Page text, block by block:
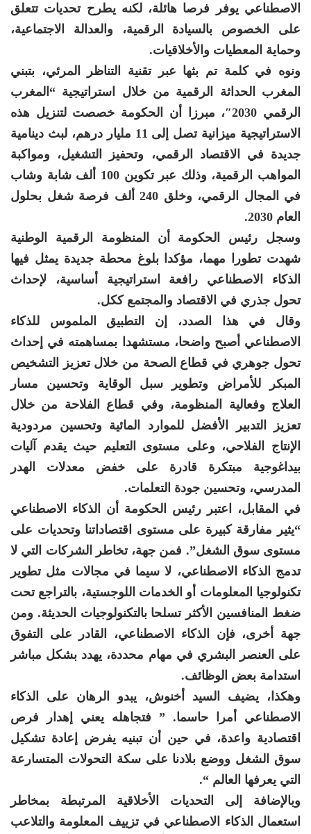
الاصطناعي يوفر فرصا هائلة، لكنه يطرح تحديات تتعلق
على الخصوص بالسيادة الرقمية، والعدالة الاجتماعية،
وحماية المعطيات والأخلاقيات.
ونوه في كلمة تم بثها عبر تقنية التناظر المرئي، بتبني
المغرب الحداثة الرقمية من خلال استراتيجية “المغرب
الرقمي 2030″، مبرزا أن الحكومة خصصت لتنزيل هذه
الاستراتيجية ميزانية تصل إلى 11 مليار درهم، لبث دينامية
جديدة في الاقتصاد الرقمي، وتحفيز التشغيل، ومواكبة
المواهب الرقمية، وذلك عبر تكوين 100 ألف شابة وشاب
في المجال الرقمي، وخلق 240 ألف فرصة شغل بحلول
العام 2030.
وسجل رئيس الحكومة أن المنظومة الرقمية الوطنية
شهدت تطورا مهما، مؤكدا بلوغ محطة جديدة يمثل فيها
الذكاء الاصطناعي رافعة استراتيجية أساسية، لإحداث
تحول جذري في الاقتصاد والمجتمع ككل.
وقال في هذا الصدد، إن التطبيق الملموس للذكاء
الاصطناعي أصبح واضحا، مستشهدا بمساهمته في إحداث
تحول جوهري في قطاع الصحة من خلال تعزيز التشخيص
المبكر للأمراض وتطوير سبل الوقاية وتحسين مسار
العلاج وفعالية المنظومة، وفي قطاع الفلاحة من خلال
تعزيز التدبير الأفضل للموارد المائية وتحسين مردودية
الإنتاج الفلاحي، وعلى مستوى التعليم حيث يقدم آليات
بيداغوجية مبتكرة قادرة على خفض معدلات الهدر
المدرسي، وتحسين جودة التعلمات.
في المقابل، اعتبر رئيس الحكومة أن الذكاء الاصطناعي
“يثير مفارقة كبيرة على مستوى اقتصاداتنا وتحديات على
مستوى سوق الشغل”. فمن جهة، تخاطر الشركات التي لا
تدمج الذكاء الاصطناعي، لا سيما في مجالات مثل تطوير
تكنولوجيا المعلومات أو الخدمات اللوجستية، بالتراجع تحت
ضغط المنافسين الأكثر تسلحا بالتكنولوجيات الحديثة. ومن
جهة أخرى، فإن الذكاء الاصطناعي، القادر على التفوق
على العنصر البشري في مهام محددة، يهدد بشكل مباشر
استدامة بعض الوظائف.
وهكذا، يضيف السيد أخنوش، يبدو الرهان على الذكاء
الاصطناعي أمرا حاسما. ” فتجاهله يعني إهدار فرص
اقتصادية واعدة، في حين أن تبنيه يفرض إعادة تشكيل
سوق الشغل ووضع بلادنا على سكة التحولات المتسارعة
التي يعرفها العالم “.
وبالإضافة إلى التحديات الأخلاقية المرتبطة بمخاطر
استعمال الذكاء الاصطناعي في تزييف المعلومة والتلاعب